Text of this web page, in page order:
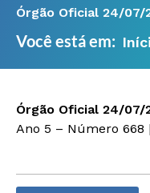
Órgão Oficial 24/07/
Você está em:
Órgão Oficial 24/07/
Ano 5 – Número 668